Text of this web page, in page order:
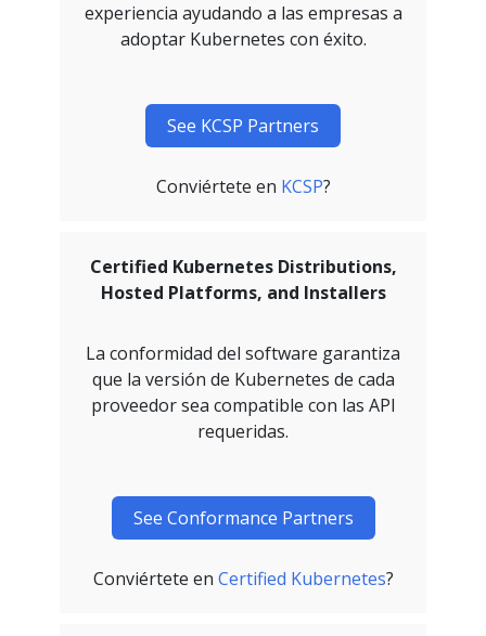
experiencia ayudando a las empresas a
adoptar Kubernetes con éxito.
See KCSP Partners
Conviértete en KCSP?
Certified Kubernetes Distributions,
Hosted Platforms, and Installers
La conformidad del software garantiza
que la versión de Kubernetes de cada
proveedor sea compatible con las API
requeridas.
See Conformance Partners
Conviértete en Certified Kubernetes?